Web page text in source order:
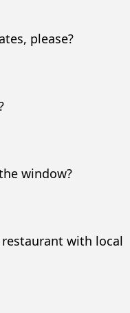
please?
window?
with local